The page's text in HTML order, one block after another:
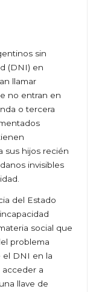
sin
(DNI) en
llamar
no entran en
o tercera
sus hijos recién
invisibles
del Estado
social que
problema
el DNI en la
a
llave de